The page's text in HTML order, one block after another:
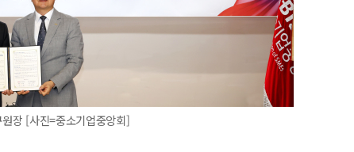
[AI 부동산 투데이] 특공 전략도 '극과 극'…생애
[코인시황] 비트코인 6만4000달러대 횡보…고래
장 [사진=중소기업중앙회]